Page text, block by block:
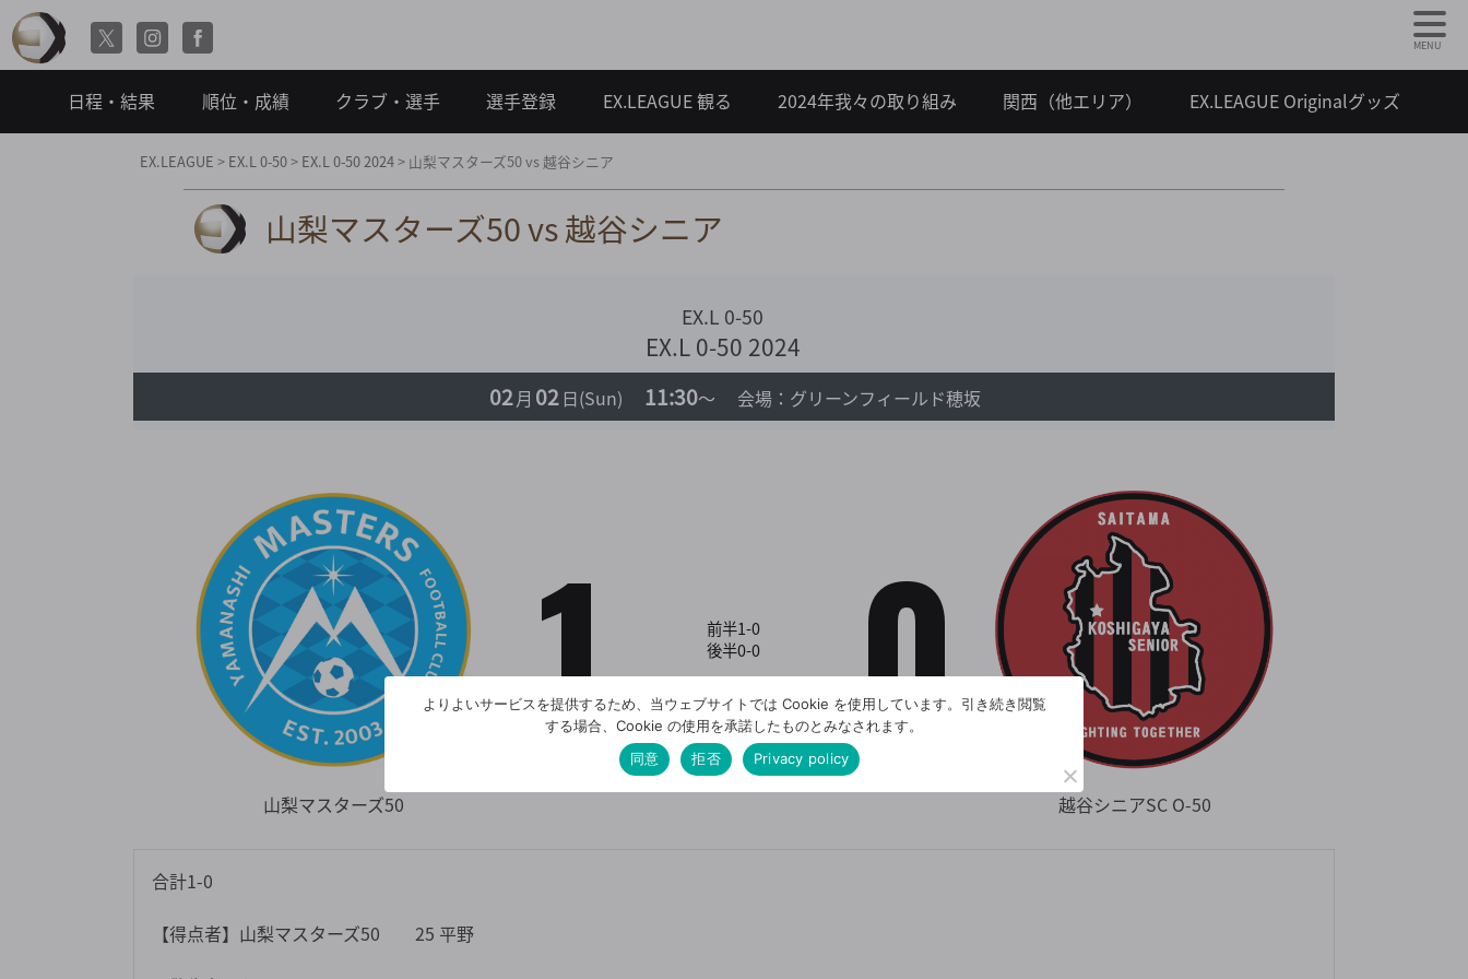
日程・結果 順位・成績 クラブ・選手 選手登録 EX.LEAGUE 観る 2024年我々の取り組み 関西（他エリア） EX.LEAGUE Originalグッズ
EX.LEAGUE > EX.L 0-50> EX.L 0-50 2024> 山梨マスターズ50 vs 越谷シニア
山梨マスターズ50 vs 越谷シニア
EX.L 0-50
EX.L 0-50 2024
02月 02 日(Sun) 11:30～ 会場：グリーンフィールド穂坂
山梨マスターズ50
1
前半1-0
後半0-0
0
越谷シニアSC O-50
合計1-0
【得点者】山梨マスターズ50 25 平野
MENU
よりよいサービスを提供するため、当ウェブサイトでは Cookie を使用しています。引き続き閲覧
する場合、Cookie の使用を承諾したものとみなされます。
同意
拒否 Privacy policy